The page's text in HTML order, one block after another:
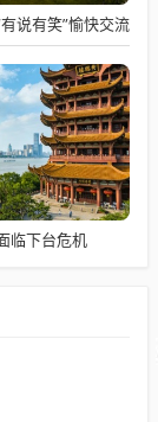
说有笑”愉快交流
临下台危机